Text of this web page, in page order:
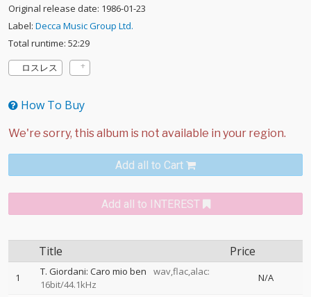
Original release date: 1986-01-23
Label: Decca Music Group Ltd.
Total runtime: 52:29
ロスレス
How To Buy
Add all to Cart
Add all to INTEREST
Title Price
1 T. Giordani: Caro mio ben
wav,flac,alac:
16bit/44.1kHz
N/A